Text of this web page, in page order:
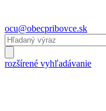
ocu@obecpribovce.sk
rozšírené vyhľadávanie